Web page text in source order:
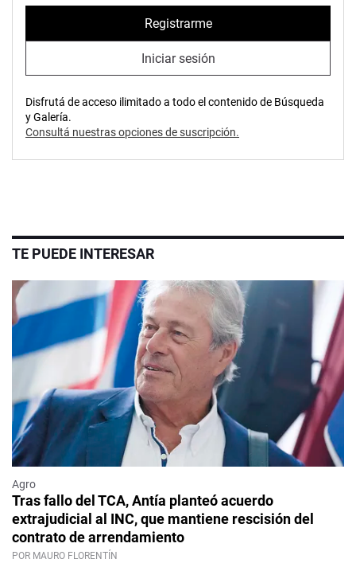
Registrarme
Iniciar sesión
Disfrutá de acceso ilimitado a todo el contenido de Búsqueda
y Galería.
Consultá nuestras opciones de suscripción.
TE PUEDE INTERESAR
Agro
Tras fallo del TCA, Antía planteó acuerdo
extrajudicial al INC, que mantiene rescisión del
contrato de arrendamiento
POR MAURO FLORENTÍN